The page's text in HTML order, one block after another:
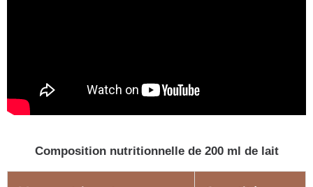
Composition nutritionnelle de 200 ml de lait